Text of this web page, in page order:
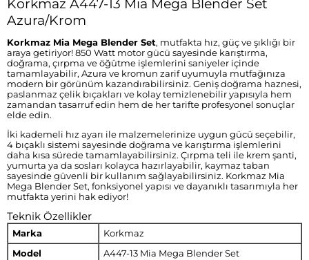
Korkmaz A447-13 Mia Mega Blender Set
Azura/Krom
Korkmaz Mia Mega Blender Set, mutfakta hız, güç ve şıklığı bir
araya getiriyor! 850 Watt motor gücü sayesinde karıştırma,
doğrama, çırpma ve öğütme işlemlerini saniyeler içinde
tamamlayabilir, Azura ve kromun zarif uyumuyla mutfağınıza
modern bir görünüm kazandırabilirsiniz. Geniş doğrama haznesi,
paslanmaz çelik bıçakları ve kolay temizlenebilir yapısıyla hem
zamandan tasarruf edin hem de her tarifte profesyonel sonuçlar
elde edin.
İki kademeli hız ayarı ile malzemelerinize uygun gücü seçebilir,
4 bıçaklı sistemi sayesinde doğrama ve karıştırma işlemlerini
daha kısa sürede tamamlayabilirsiniz. Çırpma teli ile krem şanti,
yumurta ya da sosları kolayca hazırlayabilir, kaymaz taban
sayesinde güvenli bir kullanım sağlayabilirsiniz. Korkmaz Mia
Mega Blender Set, fonksiyonel yapısı ve dayanıklı tasarımıyla her
mutfakta yerini hak ediyor!
Teknik Özellikler
Marka
Korkmaz
Model
A447-13 Mia Mega Blender Set